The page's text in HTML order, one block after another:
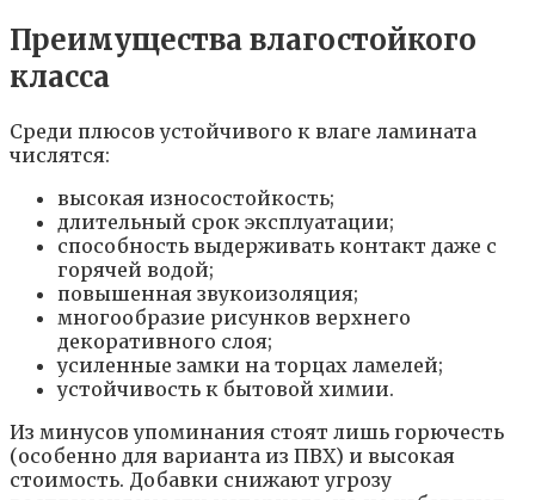
Преимущества влагостойкого
класса
Среди плюсов устойчивого к влаге ламината
числятся:
высокая износостойкость;
длительный срок эксплуатации;
способность выдерживать контакт даже с
горячей водой;
повышенная звукоизоляция;
многообразие рисунков верхнего
декоративного слоя;
усиленные замки на торцах ламелей;
устойчивость к бытовой химии.
Из минусов упоминания стоят лишь горючесть
(особенно для варианта из ПВХ) и высокая
стоимость. Добавки снижают угрозу